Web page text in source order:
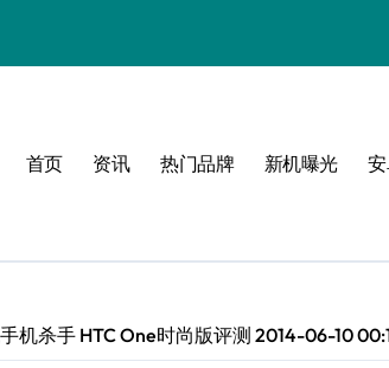
！
首页 资讯 热门品牌 新机曝光
机杀手 HTC One时尚版评测 2014-06-10